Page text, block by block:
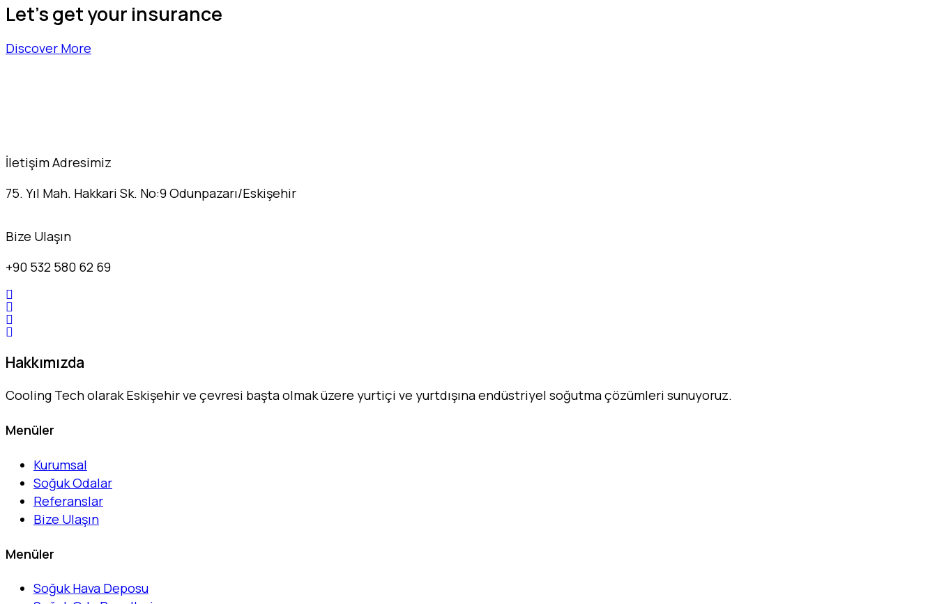
Let's get your insurance
Discover More
İletişim Adresimiz
75. Yıl Mah. Hakkari Sk. No:9 Odunpazarı/Eskişehir
Bize Ulaşın
+90 532 580 62 69
Hakkımızda
Cooling Tech olarak Eskişehir ve çevresi başta olmak üzere yurtiçi ve yurtdışına endüstriyel soğutma çözümleri sunuyoruz.
Menüler
Kurumsal
Soğuk Odalar
Referanslar
Bize Ulaşın
Menüler
Soğuk Hava Deposu